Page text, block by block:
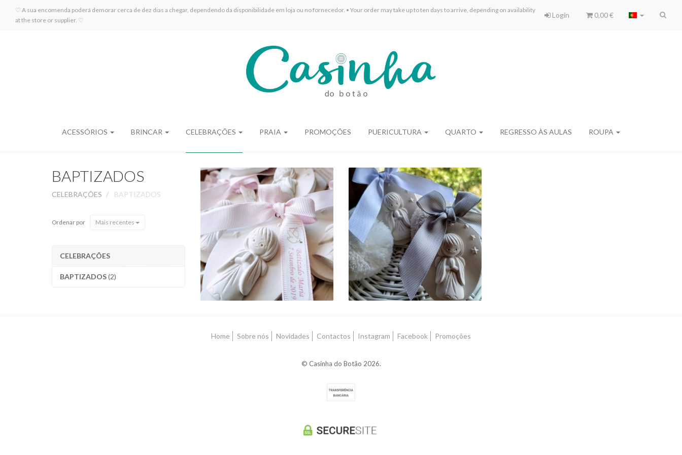
♡ A sua encomenda poderá demorar cerca de dez dias a chegar, dependendo da disponibilidade em loja ou no fornecedor. • Your order may take up to ten days to arrive, depending on availability
at the store or supplier. ♡
Login 0,00 €
ACESSÓRIOS BRINCAR CELEBRAÇÕES PRAIA PROMOÇÕES PUERICULTURA QUARTO REGRESSO ÀS AULAS ROUPA
BAPTIZADOS
CELEBRAÇÕES BAPTIZADOS
Ordenar por Mais recentes
CELEBRAÇÕES
BAPTIZADOS(2)
ANJINHO |
PERSONALIZADO
Preço sob consulta
ANJINHO
3,50 €
Home Sobre nós Novidades Contactos Instagram Facebook Promoções
© Casinha do Botão 2026.